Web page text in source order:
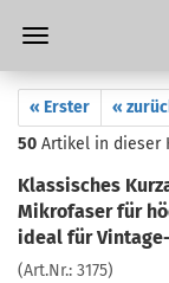
« Erster «
50 Artikel in dieser
Klassisches
Mikrofaser für
ideal für
(Art.Nr.: 3175)